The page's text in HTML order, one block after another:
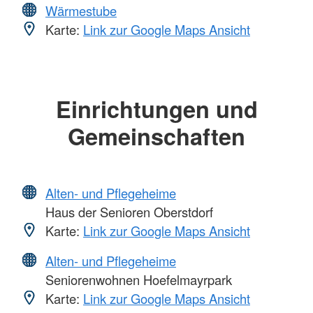
Wärmestube
Karte: Link zur Google Maps Ansicht
Einrichtungen und
Gemeinschaften
Alten- und Pflegeheime
Haus der Senioren Oberstdorf
Karte: Link zur Google Maps Ansicht
Alten- und Pflegeheime
Seniorenwohnen Hoefelmayrpark
Karte: Link zur Google Maps Ansicht